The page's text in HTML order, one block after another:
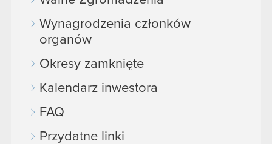
Wynagrodzenia członków
organów
Okresy zamknięte
Kalendarz inwestora
FAQ
Przydatne linki